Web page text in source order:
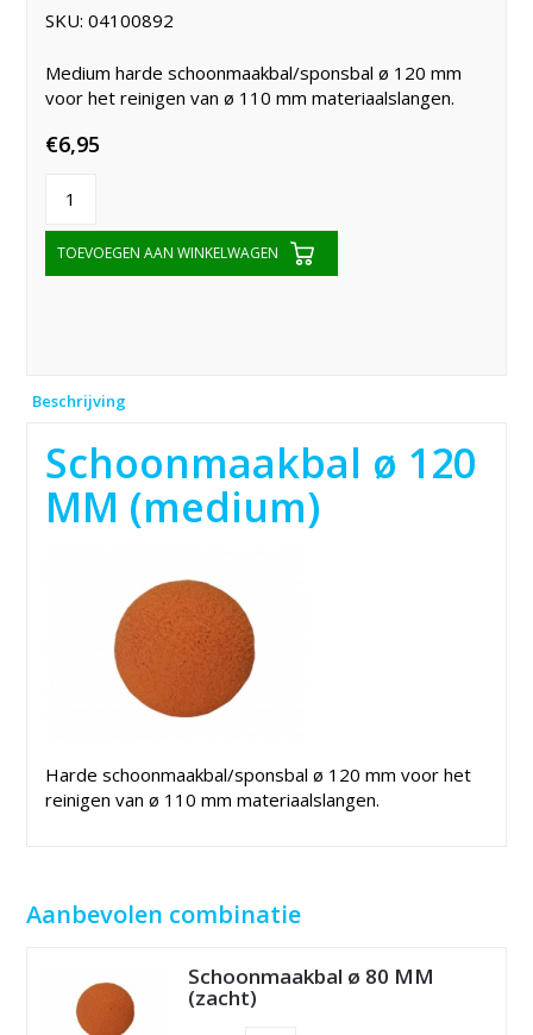
SKU:04100892
Medium harde schoonmaakbal/sponsbal ø 120 mm
voor het reinigen van ø 110 mm materiaalslangen.
€6,95
TOEVOEGEN AAN WINKELWAGEN
Beschrijving
Schoonmaakbal ø 120
MM (medium)
Harde schoonmaakbal/sponsbal ø 120 mm voor het
reinigen van ø 110 mm materiaalslangen.
Aanbevolen combinatie
Schoonmaakbal ø 80 MM
(zacht)